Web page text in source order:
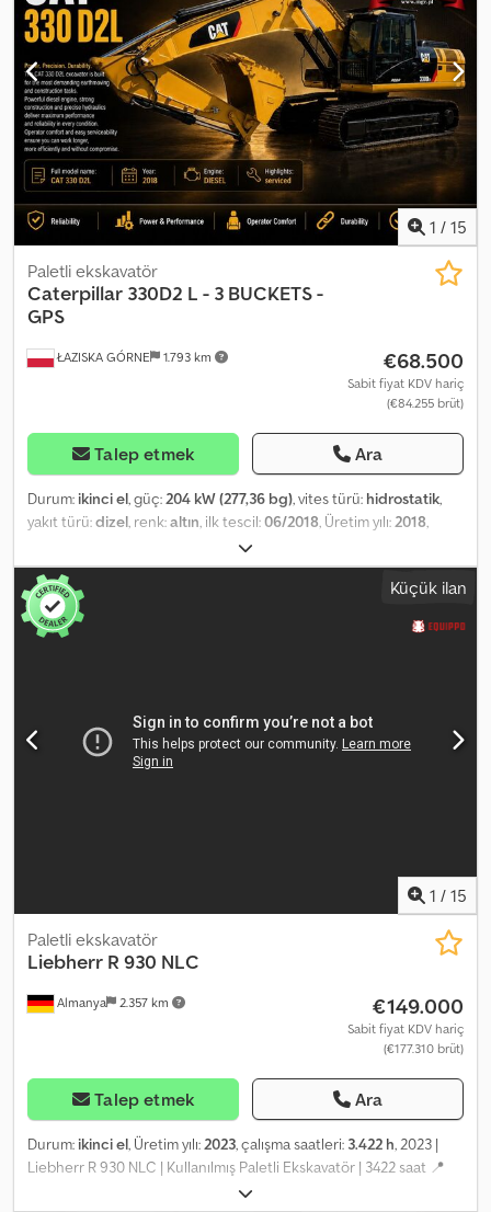
durumu mükemmel.
1 / 15
ŁAZISKA GÓRNE 1.793 km
Paletli ekskavatör
Caterpillar 330D2 L - 3 BUCKETS -
GPS
€68.500
Sabit fiyat KDV hariç
(€84.255 brüt)
Talep etmek Ara
Durum: ikinci el, güç: 204 kW (277,36 bg), vites türü: hidrostatik,
yakıt türü:dizel , renk:altın , ilk tescil:06/2018 , Üretim yılı: 2018
, Donanım:
kutusu Codpfxszp Npds Ap Ieha - Merkezi yağlama - Radyo/CD
çalar - Ön görüş kamerası
Küçük ilan
1 / 15
Almanya 2.357 km
Paletli ekskavatör
Liebherr R 930 NLC
€149.000
Sabit fiyat KDV hariç
(€177.310 brüt)
Talep etmek Ara
Durum: ikinci el, Üretim yılı:2023, çalışma saatleri: 3.422 h, 2023 |
Liebherr R 930 NLC | Kullanılmış Paletli Ekskavatör | 3422 saat 📍
Konum: Almanya 🚛 Hedefinize teslimat mevcuttur – Nakliye